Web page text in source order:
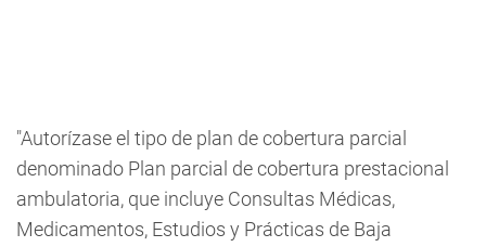
"Autorízase el tipo de plan de cobertura parcial
denominado Plan parcial de cobertura prestacional
ambulatoria, que incluye Consultas Médicas,
Medicamentos, Estudios y Prácticas de Baja